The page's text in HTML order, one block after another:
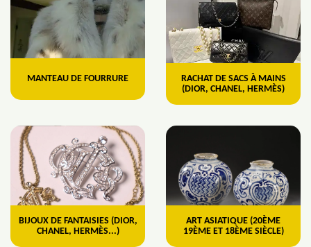
MANTEAU DE FOURRURE
RACHAT DE SACS À MAINS
(DIOR, CHANEL, HERMÈS)
BIJOUX DE FANTAISIES (DIOR,
CHANEL, HERMÈS...)
ART ASIATIQUE (20ÈME
19ÈME ET 18ÈME SIÈCLE)